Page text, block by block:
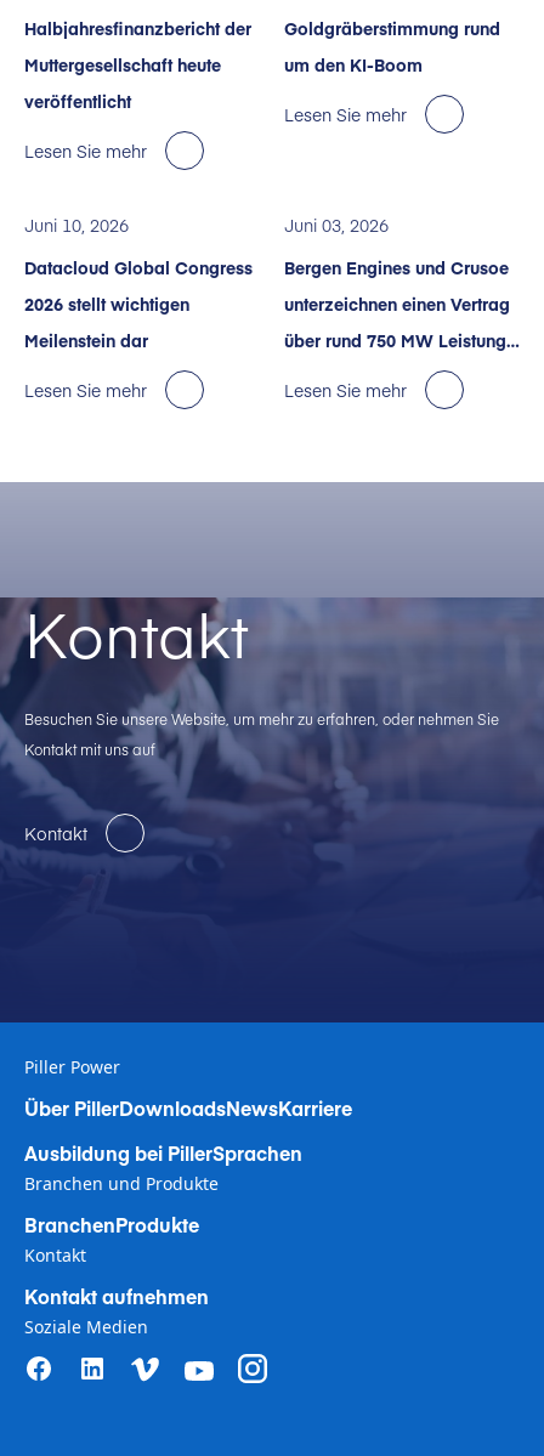
Halbjahresfinanzbericht der
Muttergesellschaft heute
veröffentlicht
Lesen Sie mehr
Goldgräberstimmung rund
um den KI-Boom
Lesen Sie mehr
Juni 10, 2026
Datacloud Global Congress
2026 stellt wichtigen
Meilenstein dar
Lesen Sie mehr
Juni 03, 2026
Bergen Engines und Crusoe
unterzeichnen einen Vertrag
über rund 750 MW Leistung
für KI-Rechenzentren in den
Lesen Sie mehr
Kontakt
Besuchen Sie unsere Website, um mehr zu erfahren, oder nehmen Sie
Kontakt mit uns auf
Kontakt
Piller Power
Über PillerDownloadsNewsKarriere
Ausbildung bei PillerSprachen
Branchen und Produkte
BranchenProdukte
Kontakt
Kontakt aufnehmen
Soziale Medien